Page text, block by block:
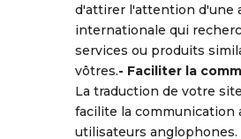
d'attirer l'attention d'une
internationale qui
services ou produits
vôtres.- Faciliter la
La traduction de votre
facilite la communication
utilisateurs anglophones.